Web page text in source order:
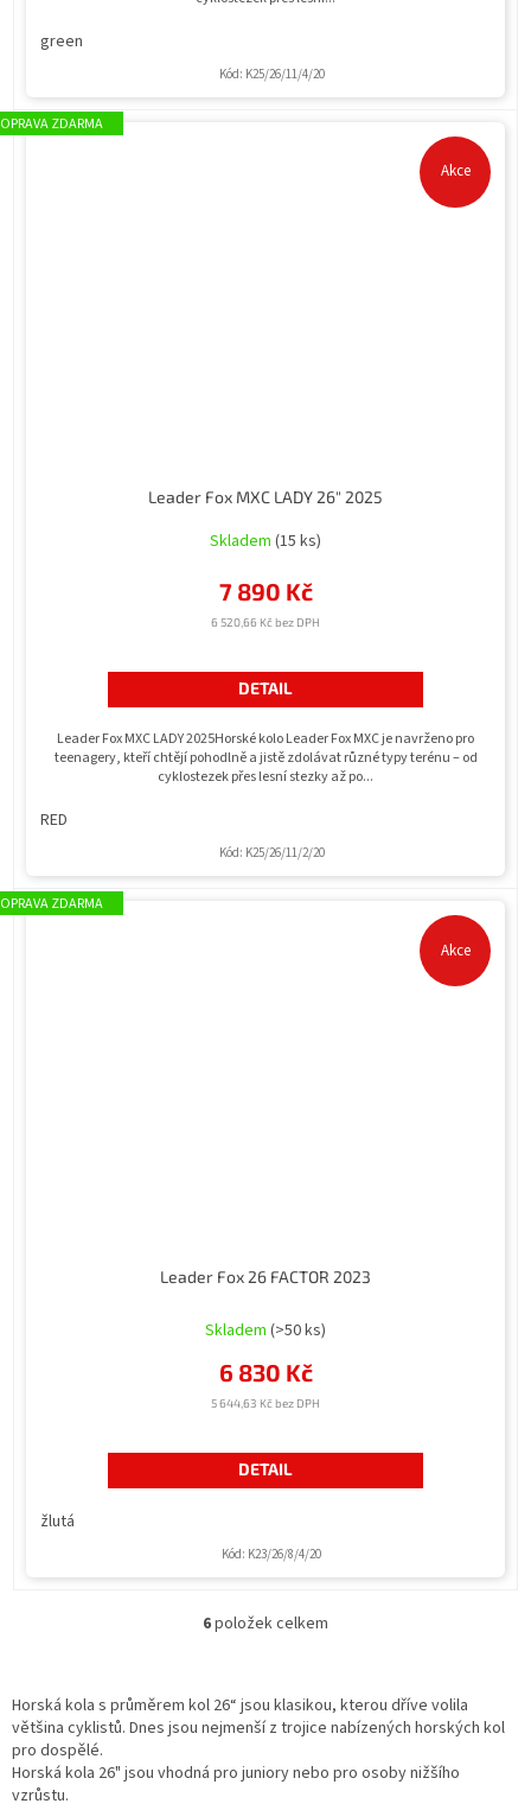
green
Kód: K25/26/11/4/20
Akce
ZDARMA
Leader Fox MXC LADY 26" 2025
Skladem (15 ks)
6 520,66 Kč bez DPH
7 890 Kč
DETAIL
Leader Fox MXC LADY 2025Horské kolo Leader Fox MXC je navrženo pro
teenagery, kteří chtějí pohodlně a jistě zdolávat různé typy terénu – od
cyklostezek přes lesní stezky až po...
RED
Kód: K25/26/11/2/20
Akce
ZDARMA
Leader Fox 26 FACTOR 2023
hodnocení
je
3,0
hvězdiček.
Skladem (>50 ks)
5 644,63 Kč bez DPH
6 830 Kč
DETAIL
žlutá
Kód: K23/26/8/4/20
O
á
d
c
6položek celkem
Horská kola s průměrem kol 26“ jsou klasikou, kterou dříve volila
většina cyklistů. Dnes jsou nejmenší z trojice nabízených horských kol
pro dospělé.
Horská kola 26" jsou vhodná pro juniory nebo pro osoby nižšího
vzrůstu.